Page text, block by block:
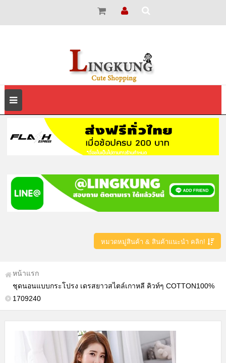
หมวดหมู่สินค้า & สินค้าแนะนำ คลิก!
หน้าแรก
ชุดนอนแบบกระโปรง เดรสยาวสไตล์เกาหลี คิวท์ๆ COTTON100%
1709240